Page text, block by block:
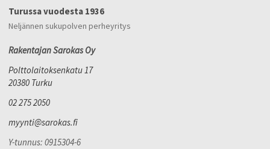
Turussa vuodesta 1936
Neljännen sukupolven perheyritys
Rakentajan Sarokas Oy
Polttolaitoksenkatu 17
20380 Turku
02 275 2050
myynti@sarokas.fi
Y-tunnus: 0915304-6